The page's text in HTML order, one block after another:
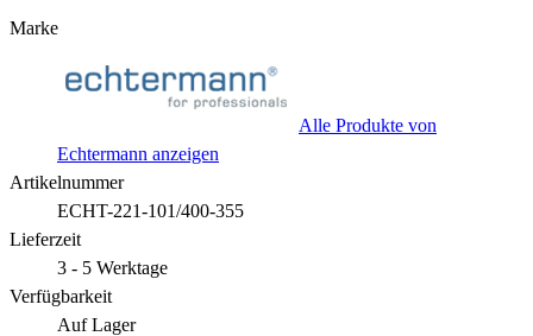
Marke
Alle Produkte von
Echtermann anzeigen
Artikelnummer
ECHT-221-101/400-355
Lieferzeit
3 - 5 Werktage
Verfügbarkeit
Auf Lager